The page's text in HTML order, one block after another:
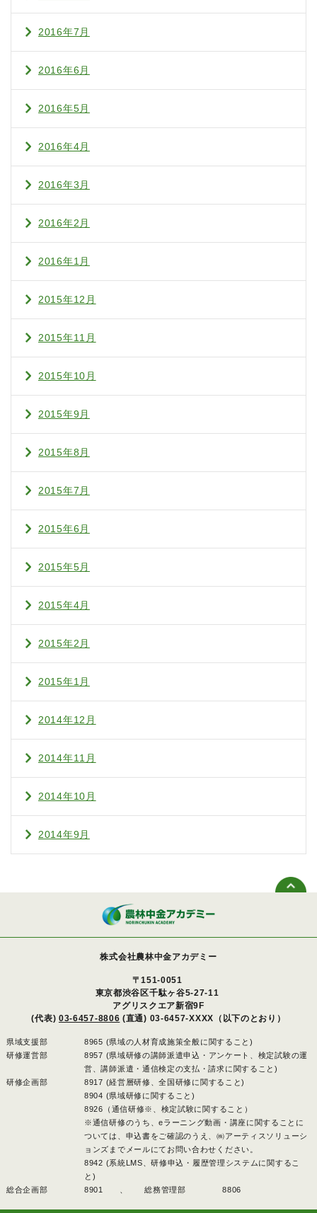
2016年7月
2016年6月
2016年5月
2016年4月
2016年3月
2016年2月
2016年1月
2015年12月
2015年11月
2015年10月
2015年9月
2015年8月
2015年7月
2015年6月
2015年5月
2015年4月
2015年2月
2015年1月
2014年12月
2014年11月
2014年10月
2014年9月
株式会社農林中金アカデミー
〒151-0051
東京都渋谷区千駄ヶ谷5-27-11
アグリスクエア新宿9F
(代表) 03-6457-8806 (直通) 03-6457-XXXX（以下のとおり）
県域支援部
8965 (県域の人材育成施策全般に関すること)
研修運営部
8957 (県域研修の講師派遣申込・アンケート、検定試験の運
営、講師派遣・通信検定の支払・請求に関すること)
研修企画部
8917 (経営層研修、全国研修に関すること)
8904 (県域研修に関すること)
8926（通信研修※、検定試験に関すること）
※通信研修のうち、eラーニング動画・講座に関することに
ついては、申込書をご確認のうえ、㈱アーティスソリューシ
ョンズまでメールにてお問い合わせください。
8942 (系統LMS、研修申込・履歴管理システムに関するこ
と)
総合企画部
8901 、総務管理部 8806